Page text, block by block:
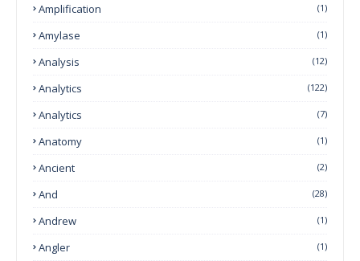
Amplification (1)
Amylase (1)
Analysis (12)
Analytics (122)
Analytics (7)
Anatomy (1)
Ancient (2)
And (28)
Andrew (1)
Angler (1)